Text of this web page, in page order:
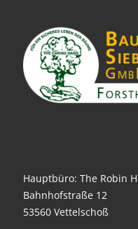
Hauptbüro: The Robin
Bahnhofstraße 12
53560 Vettelschoß